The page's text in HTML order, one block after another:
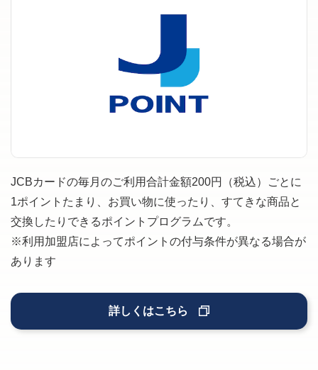
JCBカードの毎月のご利用合計金額200円（税込）ごとに
1ポイントたまり、お買い物に使ったり、すてきな商品と
交換したりできるポイントプログラムです。
※利用加盟店によってポイントの付与条件が異なる場合が
あります
詳しくはこちら